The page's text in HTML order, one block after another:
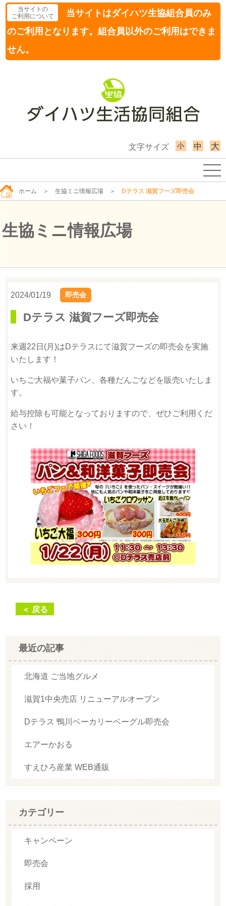
当サイトの
ご利用について
当サイトはダイハツ生協組合員のみ
のご利用となります。組合員以外のご利用はできま
せん。
文字サイズ 小 中 大
ホーム ＞ 生協ミニ情報広場 ＞ Dテラス 滋賀フーズ即売会
生協ミニ情報広場
2024/01/19 即売会
Dテラス 滋賀フーズ即売会
来週22日(月)はDテラスにて滋賀フーズの即売会を実施
いたします！
いちご大福や菓子パン、各種だんごなどを販売いたしま
す。
給与控除も可能となっておりますので、ぜひご利用くだ
さい！
＜ 戻る
最近の記事
北海道 ご当地グルメ
滋賀1中央売店 リニューアルオープン
Dテラス 鴨川ベーカリーベーグル即売会
エアーかおる
すえひろ産業 WEB通販
カテゴリー
キャンペーン
即売会
採用